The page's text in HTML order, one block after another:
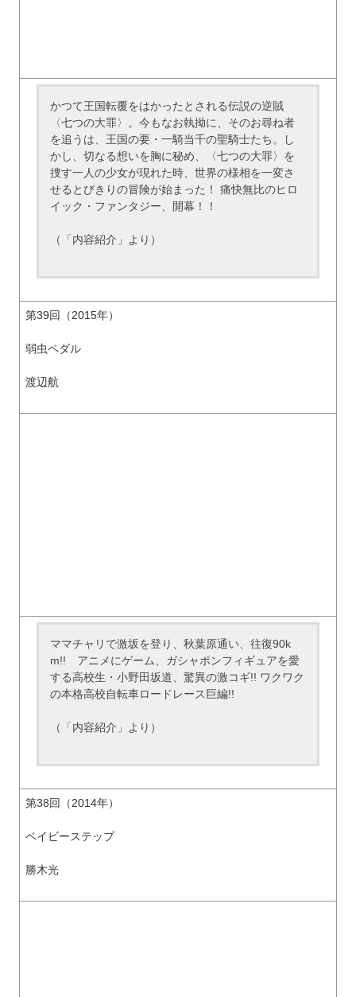
かつて王国転覆をはかったとされる伝説の逆賊
〈七つの大罪〉。今もなお執拗に、そのお尋ね者
を追うは、王国の要・一騎当千の聖騎士たち。し
かし、切なる想いを胸に秘め、〈七つの大罪〉を
捜す一人の少女が現れた時、世界の様相を一変さ
せるとびきりの冒険が始まった！ 痛快無比のヒロ
イック・ファンタジー、開幕！！
（「内容紹介」より）
第39回（2015年）
弱虫ペダル
渡辺航
ママチャリで激坂を登り、秋葉原通い、往復90k
m!! アニメにゲーム、ガシャポンフィギュアを愛
する高校生・小野田坂道、驚異の激コギ!! ワクワク
の本格高校自転車ロードレース巨編!!
（「内容紹介」より）
第38回（2014年）
ベイビーステップ
勝木光